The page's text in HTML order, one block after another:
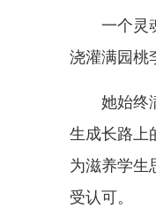
一个灵
浇灌满园桃
她始终
生成长路上
为滋养学生
受认可。